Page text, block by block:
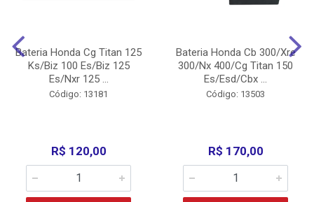
Bateria Honda Cg Titan 125
Ks/Biz 100 Es/Biz 125
Es/Nxr 125 ...
Código: 13181
R$ 120,00
Bateria Honda Cb 300/Xre
300/Nx 400/Cg Titan 150
Es/Esd/Cbx ...
Código: 13503
R$ 170,00